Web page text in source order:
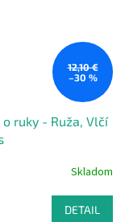
12,10 €
–30 %
ruky - Ruža, Vlčí
Skladom
DETAIL